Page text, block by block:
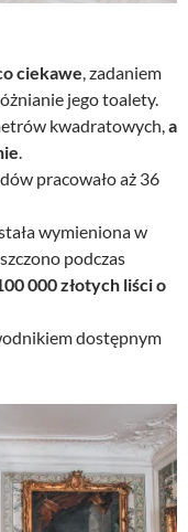
ciekawe, zadaniem
jego toalety.
kwadratowych,a
.
pracowało aż 36
wymieniona w
podczas
000 złotych liści o
dostępnym